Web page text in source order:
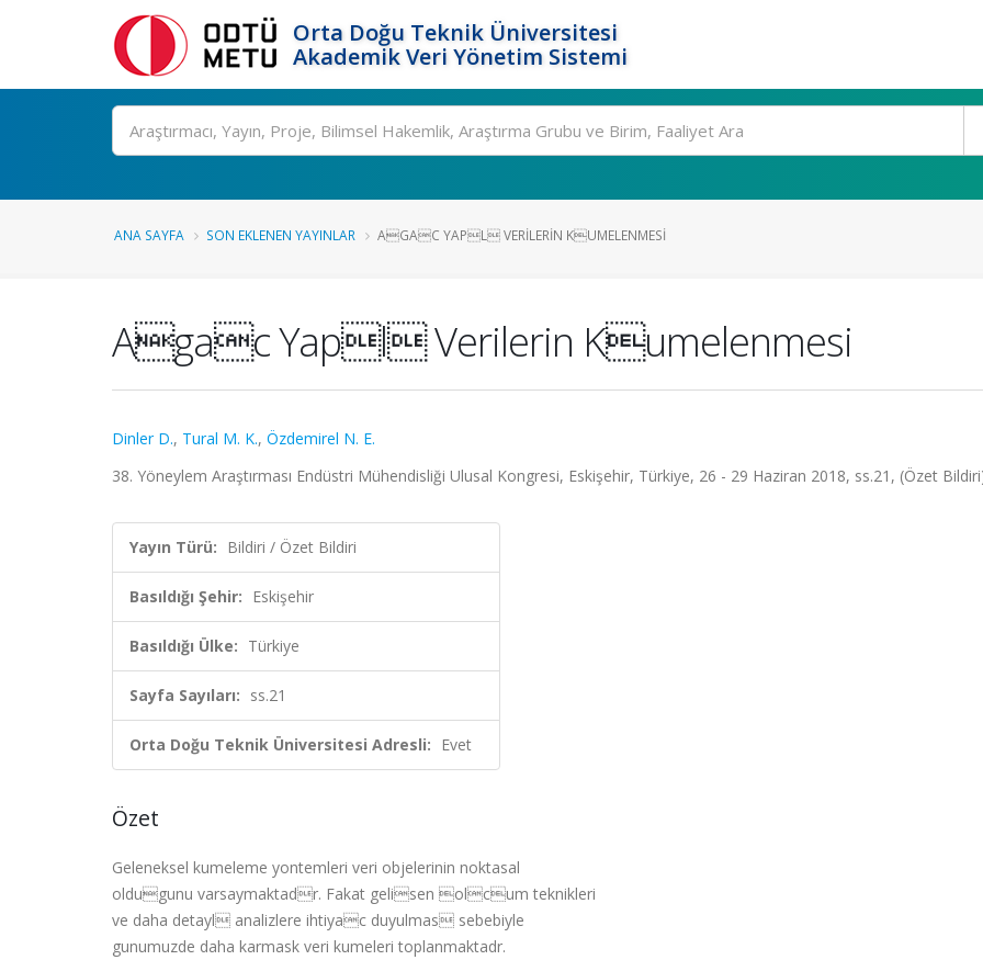
Orta Doğu Teknik Üniversitesi
Akademik Veri Yönetim Sistemi
Ara
ANA SAYFA SON EKLENEN YAYINLAR AGAC YAPL VERILERIN KUMELENMESI
Agac Yapl Verilerin Kumelenmesi
Dinler D., Tural M. K., Özdemirel N. E.
38. Yöneylem Araştırması Endüstri Mühendisliği Ulusal Kongresi, Eskişehir, Türkiye, 26 - 29 Haziran 2018, ss.21, (Özet
Yayın Türü: Bildiri / Özet Bildiri
Basıldığı Şehir: Eskişehir
Basıldığı Ülke: Türkiye
Sayfa Sayıları: ss.21
Orta Doğu Teknik Üniversitesi Adresli: Evet
Özet
Geleneksel kumeleme yontemleri veri objelerinin noktasal
oldugunu varsaymaktadr. Fakat gelisen olcum teknikleri
ve daha detayl analizlere ihtiyac duyulmas sebebiyle
gunumuzde daha karmask veri kumeleri toplanmaktadr.